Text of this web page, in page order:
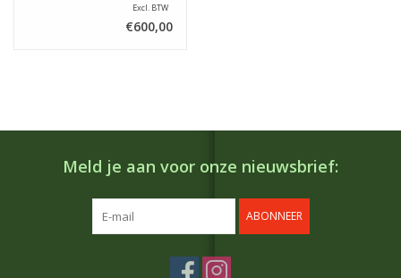
Excl. BTW
€600,00
Meld je aan voor onze nieuwsbrief:
ABONNEER